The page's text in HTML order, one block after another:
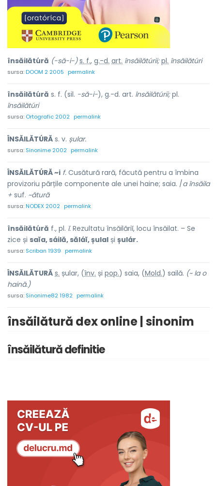
însăilătúră (-să-i-) s. f., g.-d. art. însăilătúrii; pl. însăilătúri
sursa:DOOM 2 2005 permalink
însăilătúră s. f. (sil. -să-i-), g.-d. art. însăilătúrii;pl.
însăilătúri
sursa: Ortografic 2002 permalink
ÎNSĂILĂTÚRĂ s. v. șular.
sursa: Sinonime 2002 permalink
ÎNSĂILĂTÚRĂ ~i f. Cusătură rară, făcută pentru a îmbina
provizoriu părțile componente ale unei haine; saia. /a însăila
+ suf. ~ătură
sursa:NODEX 2002 permalink
însăilătúră f., pl. ĭ. Rezultatu însăilăriĭ, locu însăilat. – Se
zice și saĭa, sáilă, săláĭ, șulal și șulár.
sursa: Scriban 1939 permalink
ÎNSĂILĂTURĂ s. șular, (înv. și pop.) saia, (Mold.) sailă. (~ la o
haină.)
sursa: Sinonime82 1982 permalink
însăilătură dex online | sinonim
însăilătură definitie